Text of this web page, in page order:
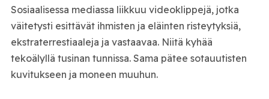
Sosiaalisessa mediassa liikkuu videoklippejä, jotka
väitetysti esittävät ihmisten ja eläinten risteytyksiä,
ekstraterrestiaaleja ja vastaavaa. Niitä kyhää
tekoälyllä tusinan tunnissa. Sama pätee sotauutisten
kuvitukseen ja moneen muuhun.